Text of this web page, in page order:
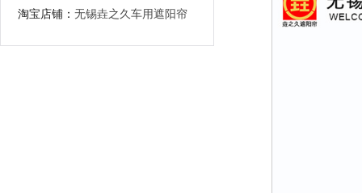
淘宝店铺： 无锡垚之久车用遮阳帘